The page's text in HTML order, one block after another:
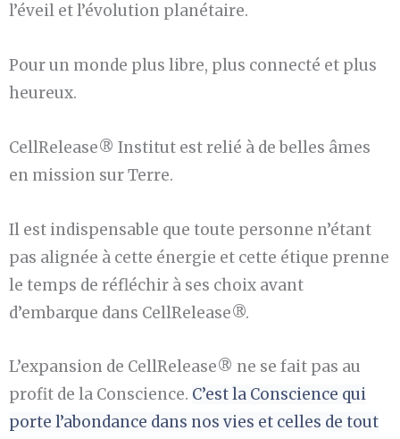
l’éveil et l’évolution planétaire.
Pour un monde plus libre, plus connecté et plus
heureux.
CellRelease® Institut est relié à de belles âmes
en mission sur Terre.
Il est indispensable que toute personne n’étant
pas alignée à cette énergie et cette étique prenne
le temps de réfléchir à ses choix avant
d’embarque dans CellRelease®.
L’expansion de CellRelease® ne se fait pas au
profit de la Conscience. C’est la Conscience qui
porte l’abondance dans nos vies et celles de tout